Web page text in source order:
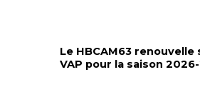
Le HBCAM63
VAP pour la saison